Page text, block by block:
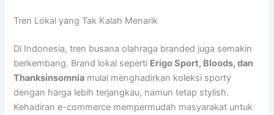
Tren Lokal yang Tak Kalah Menarik
Di Indonesia, tren busana olahraga branded juga semakin
berkembang. Brand lokal seperti Erigo Sport, Bloods, dan
Thanksinsomnia mulai menghadirkan koleksi sporty
dengan harga lebih terjangkau, namun tetap stylish.
Kehadiran e-commerce mempermudah masyarakat untuk